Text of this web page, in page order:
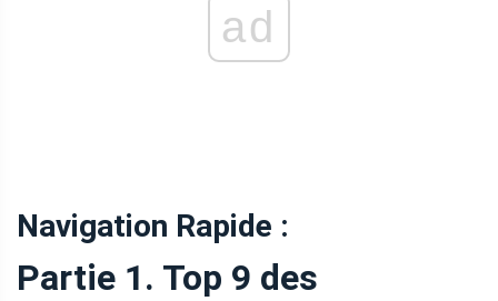
ad
Navigation Rapide :
Partie 1. Top 9 des